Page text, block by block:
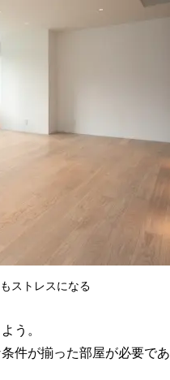
ストレスになる
う。
件が揃った部屋が必要であ